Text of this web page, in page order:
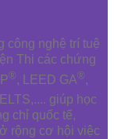
công nghệ trí tuệ
Thi các chứng
®, LEED GA®,
giúp học
chỉ quốc tế,
rộng cơ hội việc